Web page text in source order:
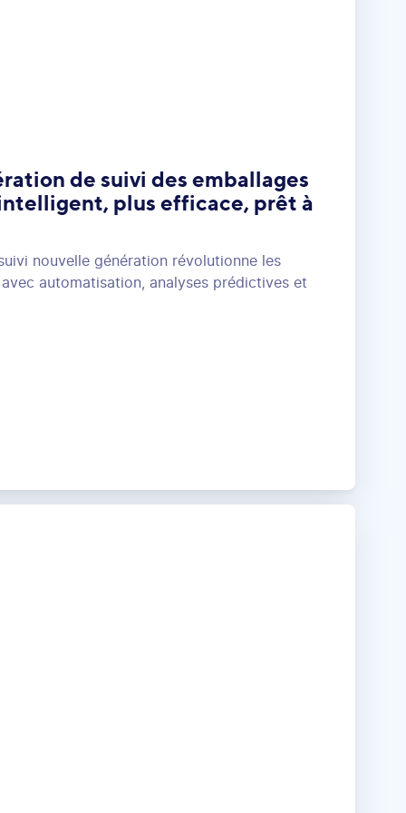
de suivi des emballages
plus efficace, prêt à
nouvelle génération révolutionne les
automatisation, analyses prédictives et